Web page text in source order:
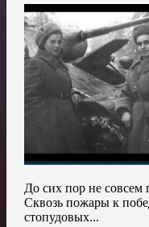
До сих пор не совсем
Сквозь пожары к
стопудовых...